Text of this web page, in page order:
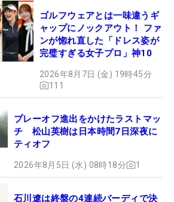
ゴルフウェアとは一味違うギ
ャップにノックアウト！ ファ
ンが惚れ直した「ドレス姿が
完璧すぎる女子プロ」神10
2026年8月7日 (金) 19時45分
111
プレーオフ進出をかけたラストマッ
チ 松山英樹は日本時間7日深夜に
ティオフ
2026年8月5日 (水) 08時18分 1
石川遼は終盤の4連続バーディで決